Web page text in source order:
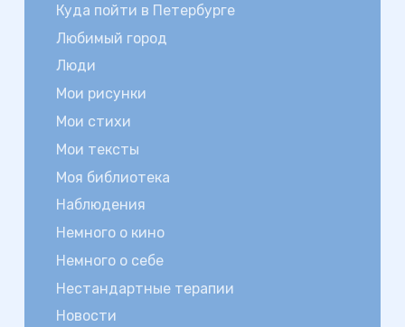
Куда пойти в Петербурге
Любимый город
Люди
Мои рисунки
Мои стихи
Мои тексты
Моя библиотека
Наблюдения
Немного о кино
Немного о себе
Нестандартные терапии
Новости